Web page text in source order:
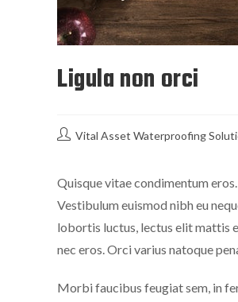
Ligula non orci
Vital Asset Waterproofing
Quisque vitae condimentum
Vestibulum euismod nibh eu
lobortis luctus, lectus elit mattis
nec eros. Orci varius natoque
Morbi faucibus feugiat sem, in